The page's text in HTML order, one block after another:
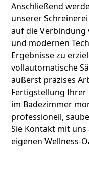
Anschließend
unserer
auf die
und modernen
Ergebnisse zu
vollautomatische
äußerst präzises
Fertigstellung Ihrer
im Badezimmer
professionell,
Sie Kontakt mit
eigenen Wellness-